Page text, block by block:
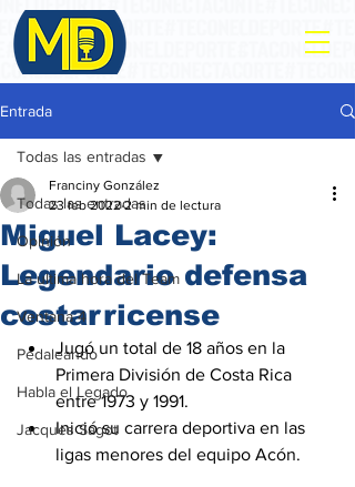
Entrada
Todas las entradas
Opinión
La ultima hora del Team
Ventana 4
Pedaleando
Habla el Legado
Jacques Sagot
Todas las entradas
Miguel Lacey:
Legendario defensa
costarricense
Franciny González
23 feb 2022 2 min de lectura
Jugó un total de 18 años en la
Primera División de Costa Rica
entre 1973 y 1991.
Inició su carrera deportiva en las
ligas menores del equipo Acón.